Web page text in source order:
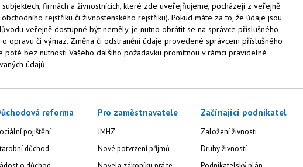
firmách a živnostnících, které zde uveřejňujeme, pocházejí z veřejně
rejstříku či živnostenského rejstříku). Pokud máte za to, že údaje jsou
veřejně dostupné být neměly, je nutno obrátit se na správce příslušného
opravu či výmaz. Změna či odstranění údaje provedené správcem příslušného
poté bez nutnosti Vašeho dalšího požadavku promítnou v rámci pravidelné
údajů.
reforma
pojištění
důchod
Pro zaměstnavatele
JMHZ
Nové potvrzení příjmů
Začínající podnikatel
Založení živnosti
Druhy živností